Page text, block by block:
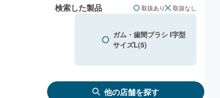
検索した製品 取扱あり 取扱なし
ガム・歯間ブラシ I字型
サイズL(5)
他の店舗を探す